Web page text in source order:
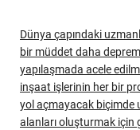
Dünya çapındaki
bir müddet daha
yapılaşmada acele
inşaat işlerinin her bir
yol açmayacak biçimde
alanları oluşturmak için